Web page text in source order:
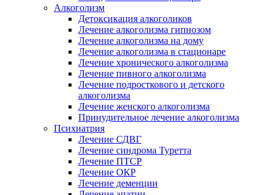
Алкоголизм
Детоксикация алкоголиков
Лечение алкоголизма гипнозом
Лечение алкоголизма на дому
Лечение алкоголизма в стационаре
Лечение хронического алкоголизма
Лечение пивного алкоголизма
Лечение подросткового и детского
алкоголизма
Лечение женского алкоголизма
Принудительное лечение алкоголизма
Психиатрия
Лечение СДВГ
Лечение синдрома Туретта
Лечение ПТСР
Лечение ОКР
Лечение деменции